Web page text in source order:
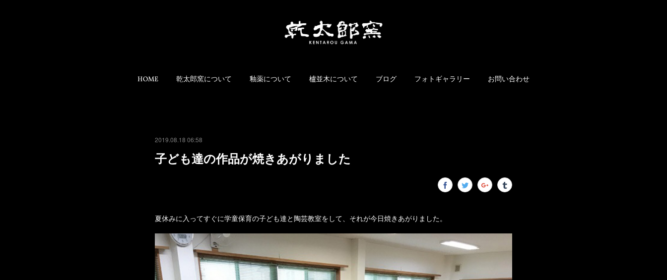
HOME 乾太郎窯について 釉薬について 櫨並木について ブログ フォトギャラリー お問い合わせ
2019.08.18 06:58
子ども達の作品が焼きあがりました
夏休みに入ってすぐに学童保育の子ども達と陶芸教室をして、それが今日焼きあがりました。